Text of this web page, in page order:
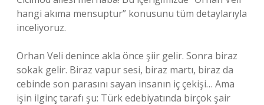
hangi akıma mensuptur” konusunu tüm detaylarıyla
inceliyoruz.
Orhan Veli denince akla önce şiir gelir. Sonra biraz
sokak gelir. Biraz vapur sesi, biraz martı, biraz da
cebinde son parasını sayan insanın iç çekişi… Ama
işin ilginç tarafı şu: Türk edebiyatında birçok şair